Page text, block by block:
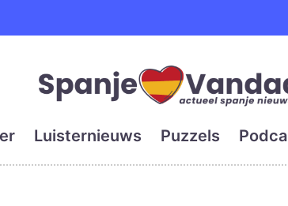
en grootste
Luisternieuws Puzzels